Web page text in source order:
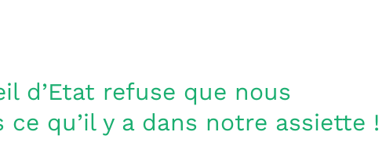
d’Etat refuse que nous
ce qu’il y a dans notre assiette !